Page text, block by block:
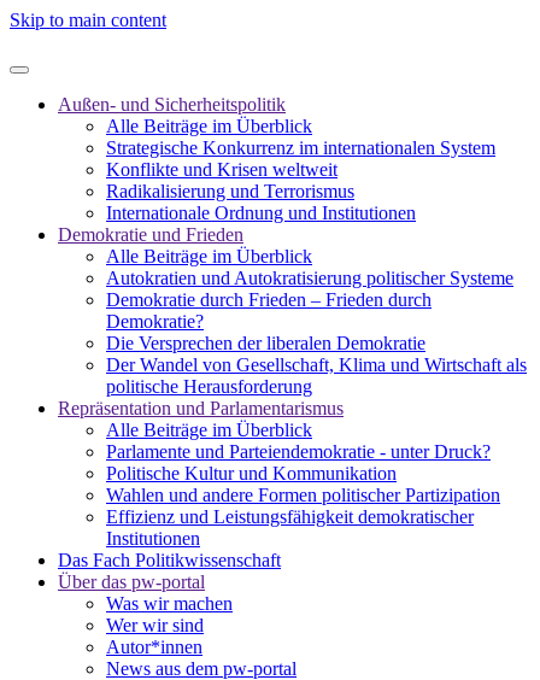
Skip to main content
Außen- und Sicherheitspolitik
Alle Beiträge im Überblick
Strategische Konkurrenz im internationalen System
Konflikte und Krisen weltweit
Radikalisierung und Terrorismus
Internationale Ordnung und Institutionen
Demokratie und Frieden
Alle Beiträge im Überblick
Autokratien und Autokratisierung politischer Systeme
Demokratie durch Frieden – Frieden durch
Demokratie?
Die Versprechen der liberalen Demokratie
Der Wandel von Gesellschaft, Klima und Wirtschaft als
politische Herausforderung
Repräsentation und Parlamentarismus
Alle Beiträge im Überblick
Parlamente und Parteiendemokratie - unter Druck?
Politische Kultur und Kommunikation
Wahlen und andere Formen politischer Partizipation
Effizienz und Leistungsfähigkeit demokratischer
Institutionen
Das Fach Politikwissenschaft
Über das pw-portal
Was wir machen
Wer wir sind
Autor*innen
News aus dem pw-portal